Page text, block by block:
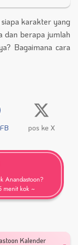
karakter yang
dan berapa jumlah
Bagaimana cara
pos ke X
Anandastoon?
menit kok ~
Kalender